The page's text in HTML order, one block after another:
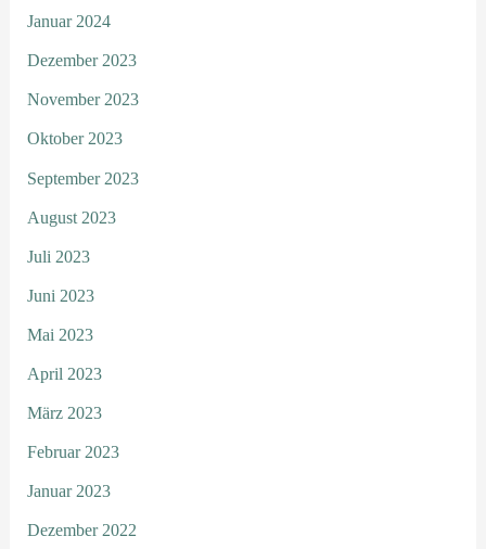
Januar 2024
Dezember 2023
November 2023
Oktober 2023
September 2023
August 2023
Juli 2023
Juni 2023
Mai 2023
April 2023
März 2023
Februar 2023
Januar 2023
Dezember 2022